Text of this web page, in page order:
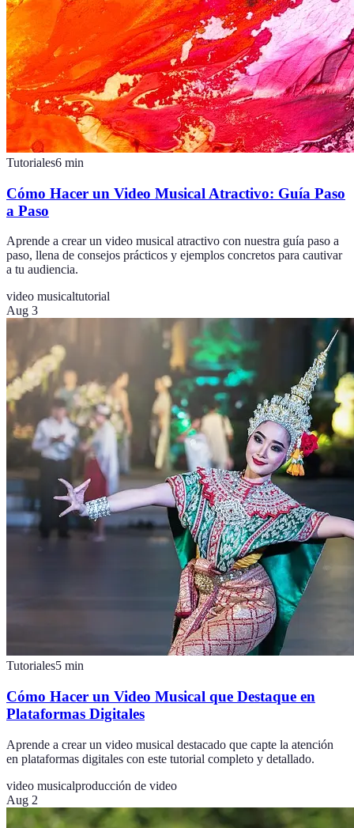
Tutoriales6 min
Cómo Hacer un Video Musical Atractivo: Guía Paso
a Paso
Aprende a crear un video musical atractivo con nuestra guía paso a
paso, llena de consejos prácticos y ejemplos concretos para cautivar
a tu audiencia.
video musicaltutorial
Aug 3
Tutoriales5 min
Cómo Hacer un Video Musical que Destaque en
Plataformas Digitales
Aprende a crear un video musical destacado que capte la atención
en plataformas digitales con este tutorial completo y detallado.
video musicalproducción de video
Aug 2